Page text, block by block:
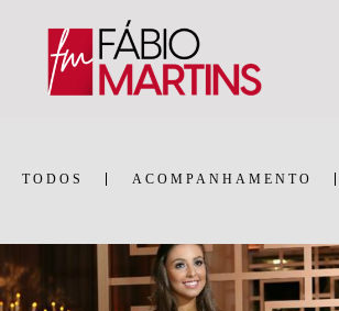
TODOS ACOMPANHAMENTO